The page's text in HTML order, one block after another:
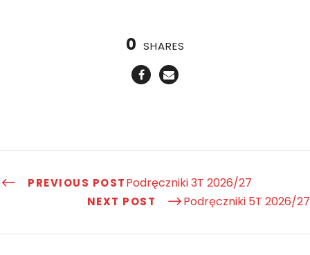
0 SHARES
PREVIOUS POSTPodręczniki 3T 2026/27
NEXT POST Podręczniki 5T 2026/27